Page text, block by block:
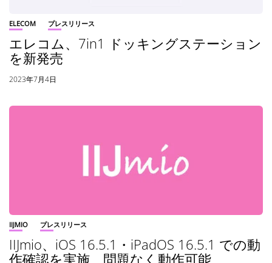
ELECOM プレスリリース
エレコム、7in1 ドッキングステーション
を新発売
2023年7月4日
IIJMIO プレスリリース
IIJmio、iOS 16.5.1・iPadOS 16.5.1 での動
作確認を実施 問題なく動作可能